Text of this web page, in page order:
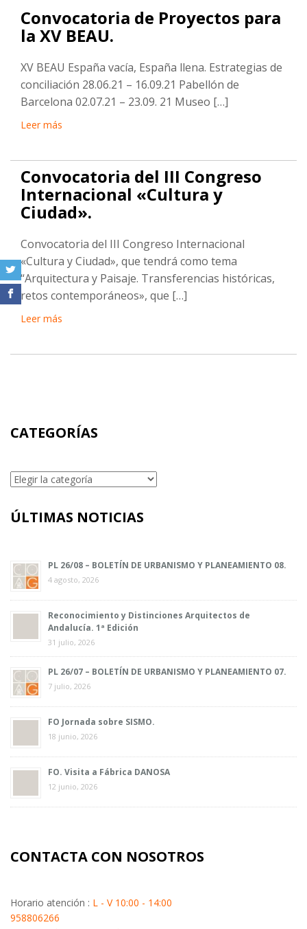
Convocatoria de Proyectos para
la XV BEAU.
XV BEAU España vacía, España llena. Estrategias de
conciliación 28.06.21 – 16.09.21 Pabellón de
Barcelona 02.07.21 – 23.09. 21 Museo […]
Leer más
Convocatoria del III Congreso
Internacional «Cultura y
Ciudad».
Convocatoria del III Congreso Internacional
«Cultura y Ciudad», que tendrá como tema
“Arquitectura y Paisaje. Transferencias históricas,
retos contemporáneos», que […]
Leer más
CATEGORÍAS
Categorías
ÚLTIMAS NOTICIAS
PL 26/08 – BOLETÍN DE URBANISMO Y PLANEAMIENTO 08.
4 agosto, 2026
Reconocimiento y Distinciones Arquitectos de
Andalucía. 1ª Edición
31 julio, 2026
PL 26/07 – BOLETÍN DE URBANISMO Y PLANEAMIENTO 07.
7 julio, 2026
FO Jornada sobre SISMO.
18 junio, 2026
FO. Visita a Fábrica DANOSA
12 junio, 2026
CONTACTA CON NOSOTROS
Horario atención : L - V 10:00 - 14:00
958806266